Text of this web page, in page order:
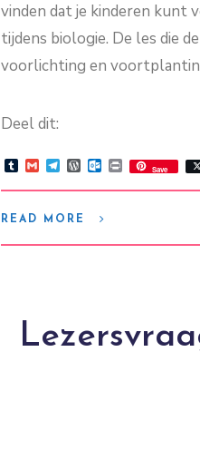
vinden dat je kinderen kunt
tijdens biologie. De les die
voorlichting en
Deel dit:
TumblrGmailTelegram
WordPress
Outlook.com
PrintSave
READ MORE